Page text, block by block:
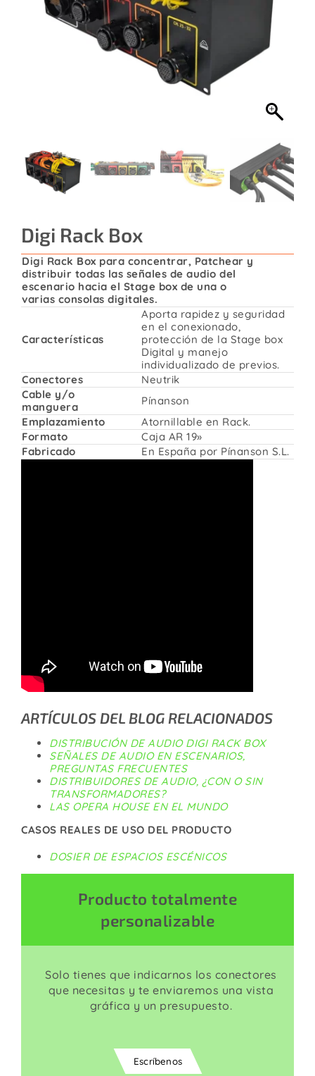
Contacto
Digi Rack Box
Digi Rack Box para concentrar, Patchear y
distribuir todas las señales de audio del
escenario hacia el Stage box de una o
varias consolas digitales.
Características
Aporta rapidez y seguridad
en el conexionado,
protección de la Stage box
Digital y manejo
individualizado de previos.
Conectores
Neutrik
Cable y/o
manguera
Pínanson
Emplazamiento
Atornillable en Rack.
Formato
Caja AR 19»
Fabricado
En España por Pínanson S.L.
ARTÍCULOS DEL BLOG RELACIONADOS
DISTRIBUCIÓN DE AUDIO DIGI RACK BOX
SEÑALES DE AUDIO EN ESCENARIOS,
PREGUNTAS FRECUENTES
DISTRIBUIDORES DE AUDIO, ¿CON O SIN
TRANSFORMADORES?
LAS OPERA HOUSE EN EL MUNDO
CASOS REALES DE USO DEL PRODUCTO
DOSIER DE ESPACIOS ESCÉNICOS
Producto totalmente
personalizable
Solo tienes que indicarnos los conectores
que necesitas y te enviaremos una vista
gráfica y un presupuesto.
Escríbenos